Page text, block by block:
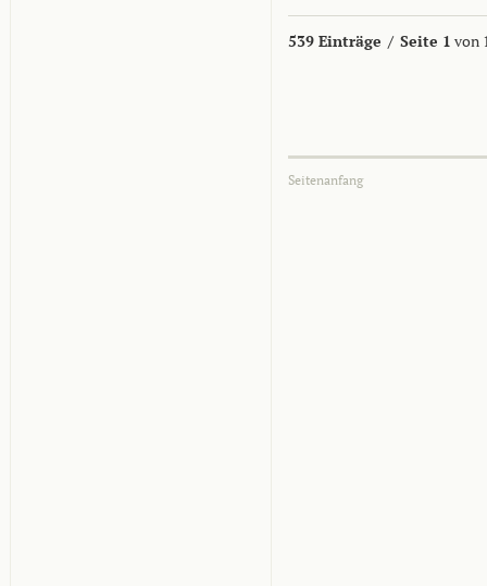
539 Einträge / Seite 1 von
Seitenanfang